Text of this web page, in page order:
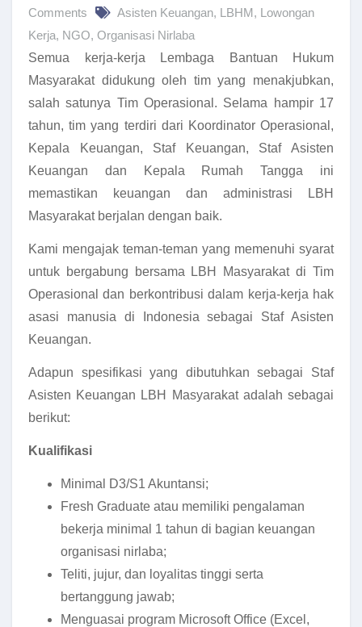
Comments
Asisten Keuangan, LBHM, Lowongan
Kerja, NGO, Organisasi Nirlaba
Semua kerja-kerja Lembaga Bantuan Hukum
Masyarakat didukung oleh tim yang menakjubkan,
salah satunya Tim Operasional. Selama hampir 17
tahun, tim yang terdiri dari Koordinator Operasional,
Kepala Keuangan, Staf Keuangan, Staf Asisten
Keuangan dan Kepala Rumah Tangga ini
memastikan keuangan dan administrasi LBH
Masyarakat berjalan dengan baik.
Kami mengajak teman-teman yang memenuhi syarat
untuk bergabung bersama LBH Masyarakat di Tim
Operasional dan berkontribusi dalam kerja-kerja hak
asasi manusia di Indonesia sebagai Staf Asisten
Keuangan.
Adapun spesifikasi yang dibutuhkan sebagai Staf
Asisten Keuangan LBH Masyarakat adalah sebagai
berikut:
Kualifikasi
Minimal D3/S1 Akuntansi;
Fresh Graduate atau memiliki pengalaman
bekerja minimal 1 tahun di bagian keuangan
organisasi nirlaba;
Teliti, jujur, dan loyalitas tinggi serta
bertanggung jawab;
Menguasai program Microsoft Office (Excel,